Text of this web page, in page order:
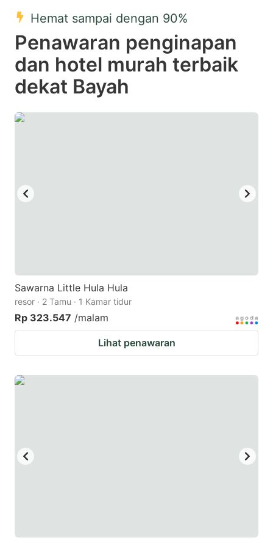
select
a
date.
Press
changing
dates.
select
a
date.
Hemat sampai dengan 90%
Penawaran penginapan
dan hotel murah terbaik
dekat Bayah
Sawarna Little Hula Hula
resor · 2 Tamu · 1 Kamar tidur
Rp 323.547 /malam
Lihat penawaran